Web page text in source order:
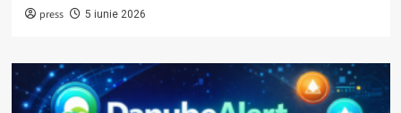
press 5 iunie 2026